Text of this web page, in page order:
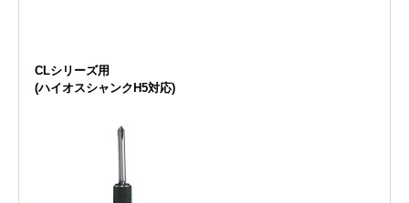
CLシリーズ用
(ハイオスシャンクH5対応)